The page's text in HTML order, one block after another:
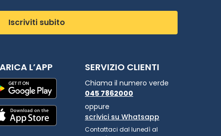
Iscriviti subito
L’APP SERVIZIO CLIENTI
Chiama il numero verde
045 7862000
oppure
scrivici su Whatsapp
Contattaci dal lunedì al